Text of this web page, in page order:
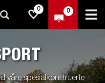
0 0
våre spesialkonstruerte